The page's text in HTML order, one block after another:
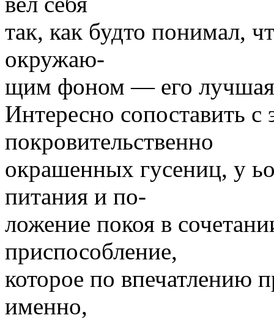
так, как будто понимал,
окружаю-
щим фоном — его лучшая
Интересно сопоставить
покровительственно
окрашенных гусениц, у
питания и по-
ложение покоя в
приспособление,
которое по впечатлению
именно,